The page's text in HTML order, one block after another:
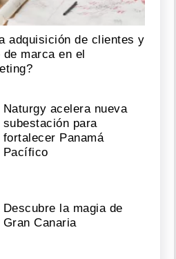
adquisición de clientes y
marca en el
Naturgy acelera nueva
subestación para
fortalecer Panamá
Pacífico
Descubre la magia de
Gran Canaria